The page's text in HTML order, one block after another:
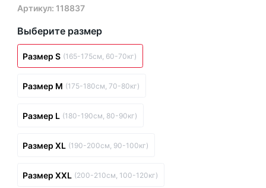
Артикул: 118837
Выберите размер
Размер S (165-175см, 60-70кг)
Размер M (175-180см, 70-80кг)
Размер L (180-190см, 80-90кг)
Размер XL (190-200см, 90-100кг)
Размер XXL (200-210см, 100-120кг)